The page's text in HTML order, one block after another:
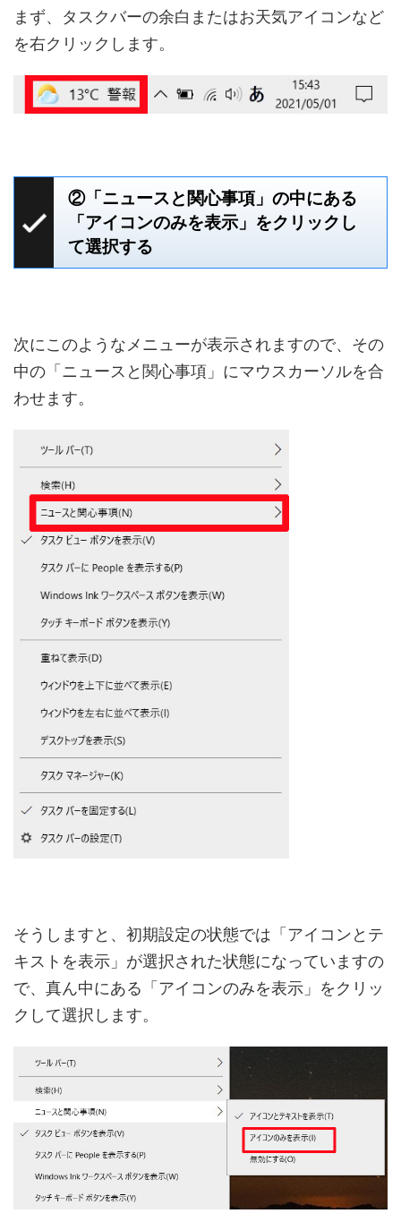
まず、タスクバーの余白またはお天気アイコンなど
を右クリックします。
②「ニュースと関心事項」の中にある
「アイコンのみを表示」をクリックし
て選択する
次にこのようなメニューが表示されますので、その
中の「ニュースと関心事項」にマウスカーソルを合
わせます。
そうしますと、初期設定の状態では「アイコンとテ
キストを表示」が選択された状態になっていますの
で、真ん中にある「アイコンのみを表示」をクリッ
クして選択します。